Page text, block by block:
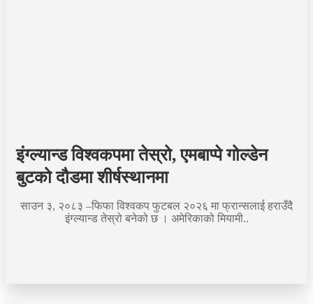
इंग्ल्यान्ड विश्वकपमा तेस्रो, एमबाप्पे गोल्डेन
बुटको दौडमा शीर्षस्थानमा
साउन ३, २०८३ –फिफा विश्वकप फुटबल २०२६ मा फ्रान्सलाई हराउँदै
इंग्ल्यान्ड तेस्रो बनेको छ । अमेरिकाको मियामी..